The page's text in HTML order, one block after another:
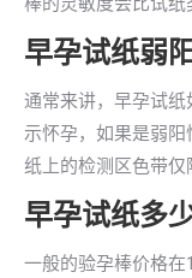
早孕试纸弱
通常来讲，早孕试
示怀孕，如果是弱
纸上的检测区色带仅
早孕试纸多
一般的验孕棒价格